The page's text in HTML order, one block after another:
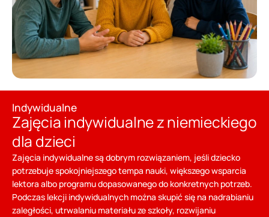
Indywidualne
Zajęcia indywidualne z niemieckiego
dla dzieci
Zajęcia indywidualne są dobrym rozwiązaniem, jeśli dziecko
potrzebuje spokojniejszego tempa nauki, większego wsparcia
lektora albo programu dopasowanego do konkretnych potrzeb.
Podczas lekcji indywidualnych można skupić się na nadrabianiu
zaległości, utrwalaniu materiału ze szkoły, rozwijaniu